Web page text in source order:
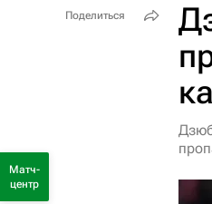
Поделиться
Матч-
центр